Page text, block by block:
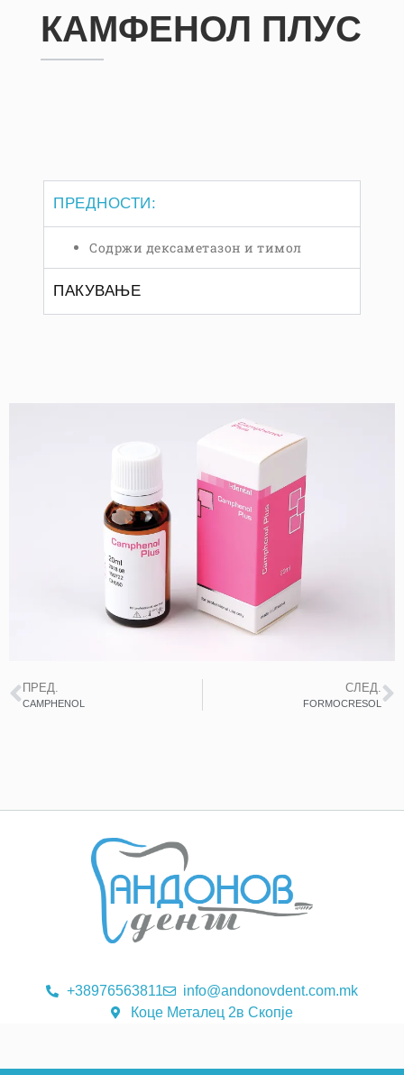
КАМФЕНОЛ ПЛУС
ПРЕДНОСТИ:
Содржи дексаметазон и тимол
ПАКУВАЊЕ
ПРЕД.
CAMPHENOL
СЛЕД.
FORMOCRESOL
+38976563811
info@andonovdent.com.mk
Коце Металец 2в Скопје